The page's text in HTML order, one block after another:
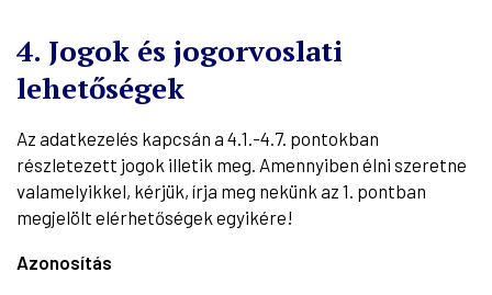
4. Jogok és jogorvoslati
lehetőségek
Az adatkezelés kapcsán a 4.1.-4.7. pontokban
részletezett jogok illetik meg. Amennyiben élni szeretne
valamelyikkel, kérjük, írja meg nekünk az 1. pontban
megjelölt elérhetőségek egyikére!
Azonosítás